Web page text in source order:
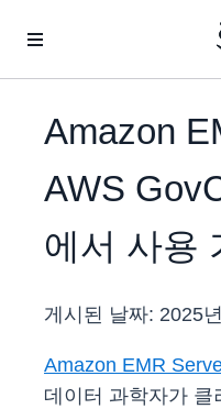
Amazon
AWS
에서 사용
게시된 날짜: 2025
Amazon EMR
데이터 과학자가 클